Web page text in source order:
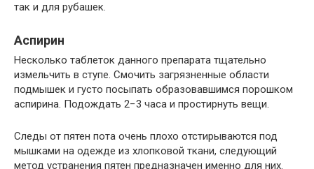
так и для рубашек.
Аспирин
Несколько таблеток данного препарата тщательно
измельчить в ступе. Смочить загрязненные области
подмышек и густо посыпать образовавшимся порошком
аспирина. Подождать 2−3 часа и простирнуть вещи.
Следы от пятен пота очень плохо отстирываются под
мышками на одежде из хлопковой ткани, следующий
метод устранения пятен предназначен именно для них.